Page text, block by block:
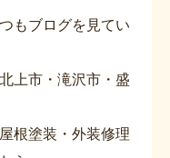
見てい
沢市・盛
・外装修理